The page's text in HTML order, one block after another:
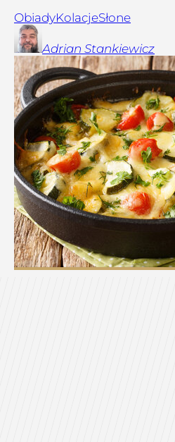
ObiadyKolacjeSłone
Adrian Stankiewicz